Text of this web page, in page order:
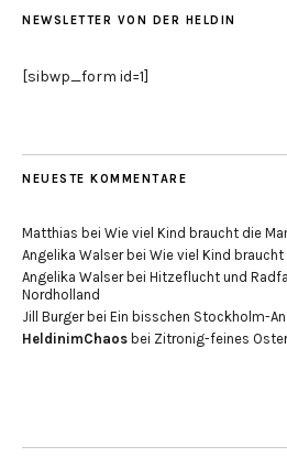
NEWSLETTER VON DER HELDIN
[sibwp_form id=1]
NEUESTE KOMMENTARE
Matthias bei Wie viel Kind braucht die
Angelika Walserbei Wie viel Kind braucht
Angelika Walserbei Hitzeflucht und
Nordholland
Jill Burgerbei Ein bisschen Stockholm-
HeldinimChaos bei Zitronig-feines